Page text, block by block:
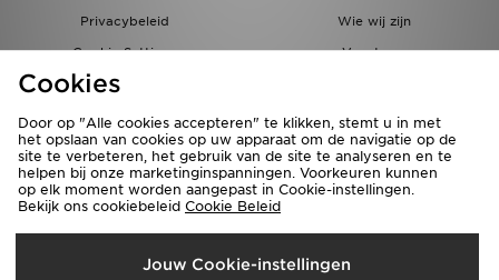
Privacybeleid
Wie wij zijn
Cookie Settings
Vacatures
Bestellingen en Levering
Verzenden Naar
België
Cookies
Door op "Alle cookies accepteren" te klikken, stemt u in met
het opslaan van cookies op uw apparaat om de navigatie op de
site te verbeteren, het gebruik van de site te analyseren en te
helpen bij onze marketinginspanningen. Voorkeuren kunnen
op elk moment worden aangepast in Cookie-instellingen.
Bekijk ons cookiebeleid Cookie Beleid
Jouw Cookie-instellingen